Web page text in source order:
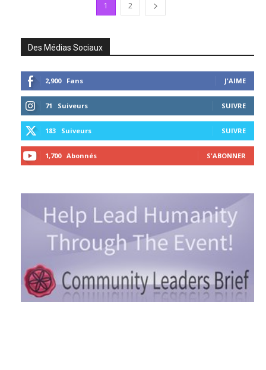
1 2
Des Médias Sociaux
2,900 Fans J'AIME
71 Suiveurs SUIVRE
183 Suiveurs SUIVRE
1,700 Abonnés S'ABONNER